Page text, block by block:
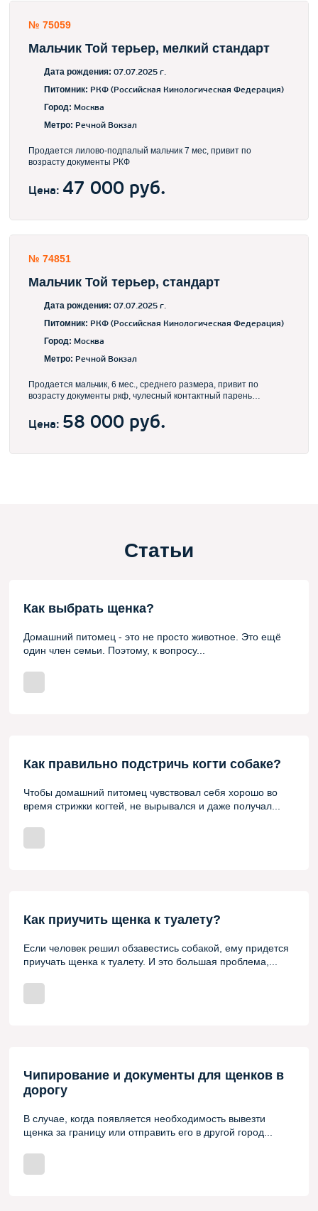
№ 75059
Мальчик Той терьер, мелкий стандарт
Дата рождения: 07.07.2025 г.
Питомник: РКФ (Российская Кинологическая Федерация)
Город: Москва
Метро: Речной Вокзал
Продается лилово-подпалый мальчик 7 мес, привит по
возрасту документы РКФ
Цена:47 000 руб.
№ 74851
Мальчик Той терьер, стандарт
Дата рождения: 07.07.2025 г.
Питомник: РКФ (Российская Кинологическая Федерация)
Город: Москва
Метро: Речной Вокзал
Продается мальчик, 6 мес., среднего размера, привит по
возрасту документы ркф, чулесный контактный парень
шерсти
Цена: 58 000 руб.
Статьи
Как выбрать щенка?
Домашний питомец - это не просто животное. Это ещё
один член семьи. Поэтому, к вопросу...
Как правильно подстричь когти собаке?
Чтобы домашний питомец чувствовал себя хорошо во
время стрижки когтей, не вырывался и даже получал...
Как приучить щенка к туалету?
Если человек решил обзавестись собакой, ему придется
приучать щенка к туалету. И это большая проблема,...
Чипирование и документы для щенков в
дорогу
В случае, когда появляется необходимость вывезти
щенка за границу или отправить его в другой город...